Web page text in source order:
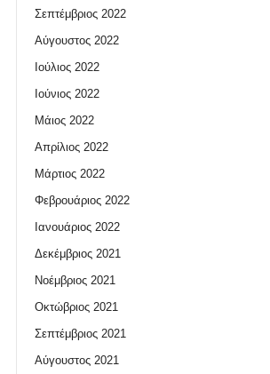
Σεπτέμβριος 2022
Αύγουστος 2022
Ιούλιος 2022
Ιούνιος 2022
Μάιος 2022
Απρίλιος 2022
Μάρτιος 2022
Φεβρουάριος 2022
Ιανουάριος 2022
Δεκέμβριος 2021
Νοέμβριος 2021
Οκτώβριος 2021
Σεπτέμβριος 2021
Αύγουστος 2021